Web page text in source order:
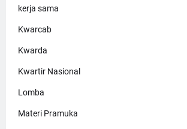
kerja sama
Kwarcab
Kwarda
Kwartir Nasional
Lomba
Materi Pramuka